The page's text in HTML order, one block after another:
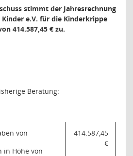
stimmt der Jahresrechnung
Kinder e.V. für die Kinderkrippe
414.587,45 € zu.
Beratung:
von
in Höhe von
414.587,45
€